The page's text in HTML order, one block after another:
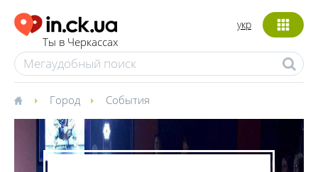
Ты в Черкассах
укр
Город События